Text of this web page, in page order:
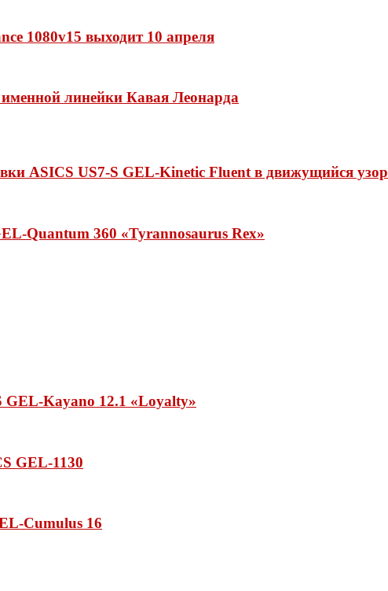
1080v15 выходит 10 апреля
линейки Кавая Леонарда
ASICS US7-S GEL-Kinetic Fluent в движущийся узор
Quantum 360 «Tyrannosaurus Rex»
Kayano 12.1 «Loyalty»
GEL-1130
Cumulus 16